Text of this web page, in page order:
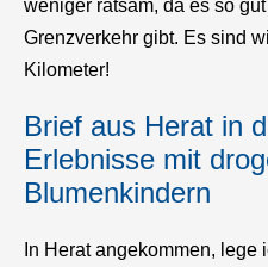
weniger ratsam, da es so
Grenzverkehr gibt. Es sind
Kilometer!
Brief aus Herat in
Erlebnisse mit
Blumenkindern
In Herat angekommen,